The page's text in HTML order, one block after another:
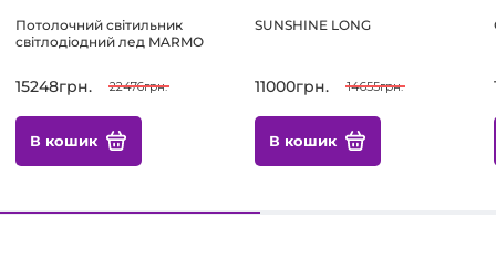
Потолочний світильник
світлодіодний лед MARMO
15248грн. 22476грн.
В кошик
SUNSHINE LONG
11000грн. 14655грн.
В кошик